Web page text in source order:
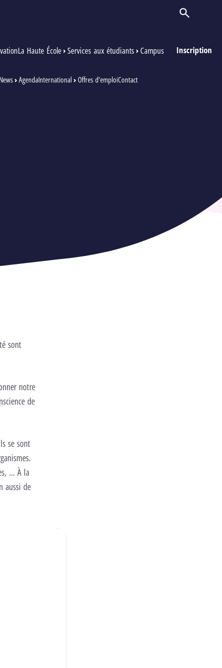
La Haute École Services aux étudiants Campus Inscription
AgendaInternational Offres d’emploiContact
Ouvrir/
sont
notre
de
se sont
… À la
aussi de